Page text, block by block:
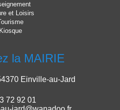
et Loisirs
Kiosque
la MAIRIE
Einville-au-Jard
72 92 01